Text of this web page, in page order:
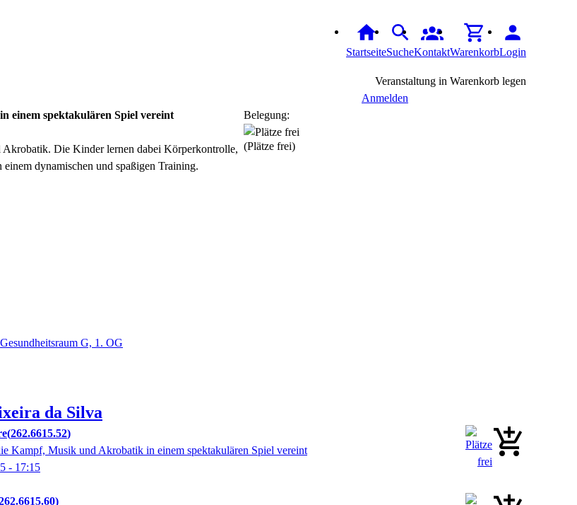
StartseiteSucheKontaktWarenkorbLogin
einem spektakulären Spiel vereint
Die Kinder lernen dabei Körperkontrolle,
dynamischen und spaßigen Training.
Gesundheitsraum G, 1. OG
Veranstaltung in Warenkorb legen
Anmelden
Belegung:
(Plätze frei)
da Silva
262.6615.52
Kampf, Musik und Akrobatik in einem spektakulären Spiel vereint
- 17:15